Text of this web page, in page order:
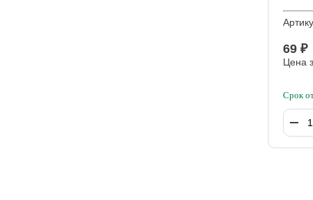
69 ₽
Цена
Срок